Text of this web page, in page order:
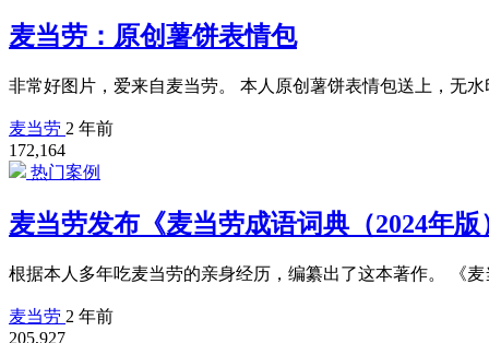
麦当劳：原创薯饼表情包
非常好图片，爱来自麦当劳。 本人原创薯饼表情包送上，无水
麦当劳 2 年前
172,164
热门案例
麦当劳发布《麦当劳成语词典（2024年版
根据本人多年吃麦当劳的亲身经历，编纂出了这本著作。 《
麦当劳 2 年前
205,927